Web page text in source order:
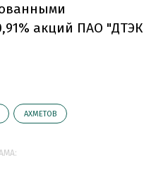
акций ПАО "ДТЭК
АХМЕТОВ